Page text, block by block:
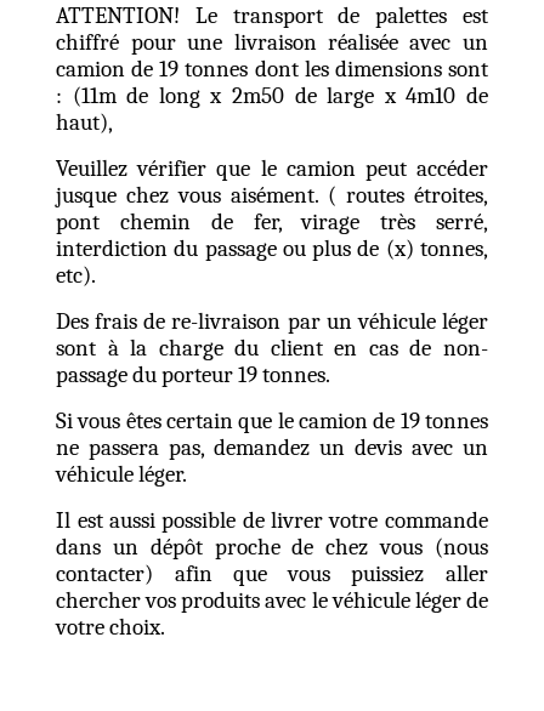
ATTENTION! Le transport de palettes est
chiffré pour une livraison réalisée avec un
camion de 19 tonnes dont les dimensions sont
: (11m de long x 2m50 de large x 4m10 de
haut),
Veuillez vérifier que le camion peut accéder
jusque chez vous aisément. ( routes étroites,
pont chemin de fer, virage très serré,
interdiction du passage ou plus de (x) tonnes,
etc).
Des frais de re-livraison par un véhicule léger
sont à la charge du client en cas de non-
passage du porteur 19 tonnes.
Si vous êtes certain que le camion de 19 tonnes
ne passera pas, demandez un devis avec un
véhicule léger.
Il est aussi possible de livrer votre commande
dans un dépôt proche de chez vous (nous
contacter) afin que vous puissiez aller
chercher vos produits avec le véhicule léger de
votre choix.